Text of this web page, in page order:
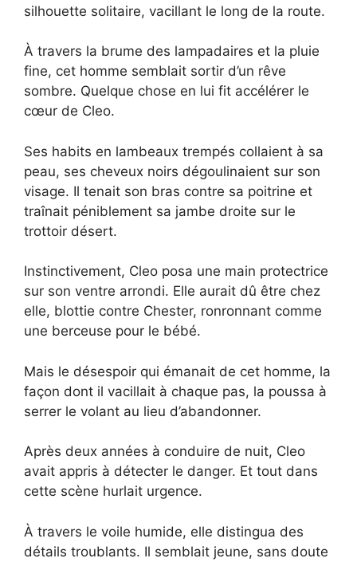
silhouette solitaire, vacillant le long de la route.
À travers la brume des lampadaires et la pluie
fine, cet homme semblait sortir d’un rêve
sombre. Quelque chose en lui fit accélérer le
cœur de Cleo.
Ses habits en lambeaux trempés collaient à sa
peau, ses cheveux noirs dégoulinaient sur son
visage. Il tenait son bras contre sa poitrine et
traînait péniblement sa jambe droite sur le
trottoir désert.
Instinctivement, Cleo posa une main protectrice
sur son ventre arrondi. Elle aurait dû être chez
elle, blottie contre Chester, ronronnant comme
une berceuse pour le bébé.
Mais le désespoir qui émanait de cet homme, la
façon dont il vacillait à chaque pas, la poussa à
serrer le volant au lieu d’abandonner.
Après deux années à conduire de nuit, Cleo
avait appris à détecter le danger. Et tout dans
cette scène hurlait urgence.
À travers le voile humide, elle distingua des
détails troublants. Il semblait jeune, sans doute